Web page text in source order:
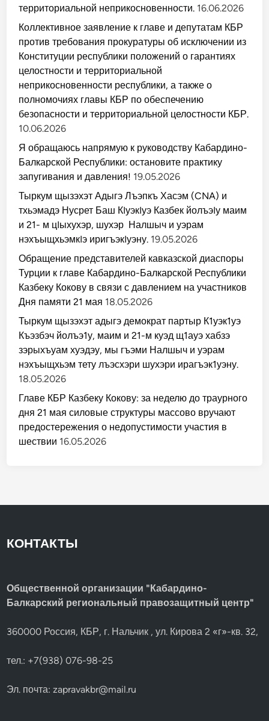
территориальной неприкосновенности. 16.06.2026
Коллективное заявление к главе и депутатам КБР
против требования прокуратуры об исключении из
Конституции республики положений о гарантиях
целостности и территориальной
неприкосновенности республики, а также о
полномочиях главы КБР по обеспечению
безопасности и территориальной целостности КБР.
10.06.2026
Я обращаюсь напрямую к руководству Кабардино-
Балкарской Республики: остановите практику
запугивания и давления! 19.05.2026
Тыркум щызэхэт Адыгэ Лъэпкъ Хасэм (CNA) и
тхьэмадэ Нусрет Баш КIуэкIуэ Казбек йолъэIу маим
и 21- м цIыхухэр, шухэр Налшыч и уэрам
нэхъыщхьэмкIэ иригъэкIуэну. 19.05.2026
Обращение представителей кавказской диаспоры
Турции к главе Кабардино-Балкарской Республики
Казбеку Кокову в связи с давлением на участников
Дня памяти 21 мая 18.05.2026
Тыркум щызэхэт адыгэ демократ партыр К1уэк1уэ
Къэзбэч йолъэ1у, маим и 21-м куэд щ1ауэ хабзэ
зэрыхъуам хуэдэу, мы гъэми Налшыч и уэрам
нэхъыщхьэм тету лъэсхэри шухэри ирагъэк1уэну.
18.05.2026
Главе КБР Казбеку Кокову: за неделю до траурного
дня 21 мая силовые структуры массово вручают
предостережения о недопустимости участия в
шествии 16.05.2026
КОНТАКТЫ
Общественной организации "Кабардино-
Балкарский региональный правозащитный центр"
360000 Россия, КБР, г. Нальчик , ул. Кирова 2 «г»-кв. 32,
тел.: +7(938) 076-98-25
Эл. почта:zapravakbr@mail.ru